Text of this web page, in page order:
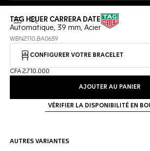
Ouvrir la barre de recherche
TAG HEUER CARRERA DATE
Automatique, 39 mm, Acier
WBN2110.BA0639
CONFIGURER VOTRE BRACELET
CFA 2.710.000
AJOUTER AU PANIER
VÉRIFIER LA DISPONIBILITÉ EN
AUTRES VARIANTES